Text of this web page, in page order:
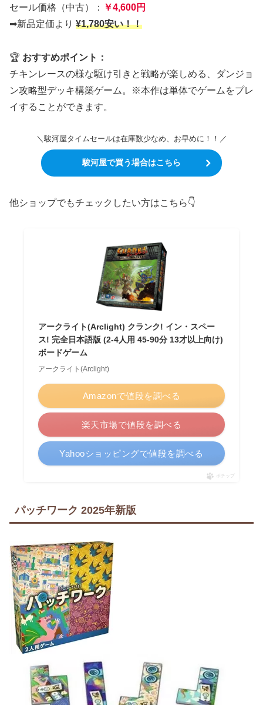
セール価格（中古）： ￥4,600円
➡新品定価より ¥1,780安い！！
🏆 おすすめポイント：
チキンレースの様な駆け引きと戦略が楽しめる、ダンジョ
ン攻略型デッキ構築ゲーム。※本作は単体でゲームをプレ
イすることができます。
＼駿河屋タイムセールは在庫数少なめ、お早めに！！／
駿河屋で買う場合はこちら
他ショップでもチェックしたい方はこちら👇
アークライト(Arclight) クランク! イン・スペー
ス! 完全日本語版 (2-4人用 45-90分 13才以上向け)
ボードゲーム
アークライト(Arclight)
Amazonで値段を調べる
楽天市場で値段を調べる
Yahooショッピングで値段を調べる
ポチップ
パッチワーク 2025年新版